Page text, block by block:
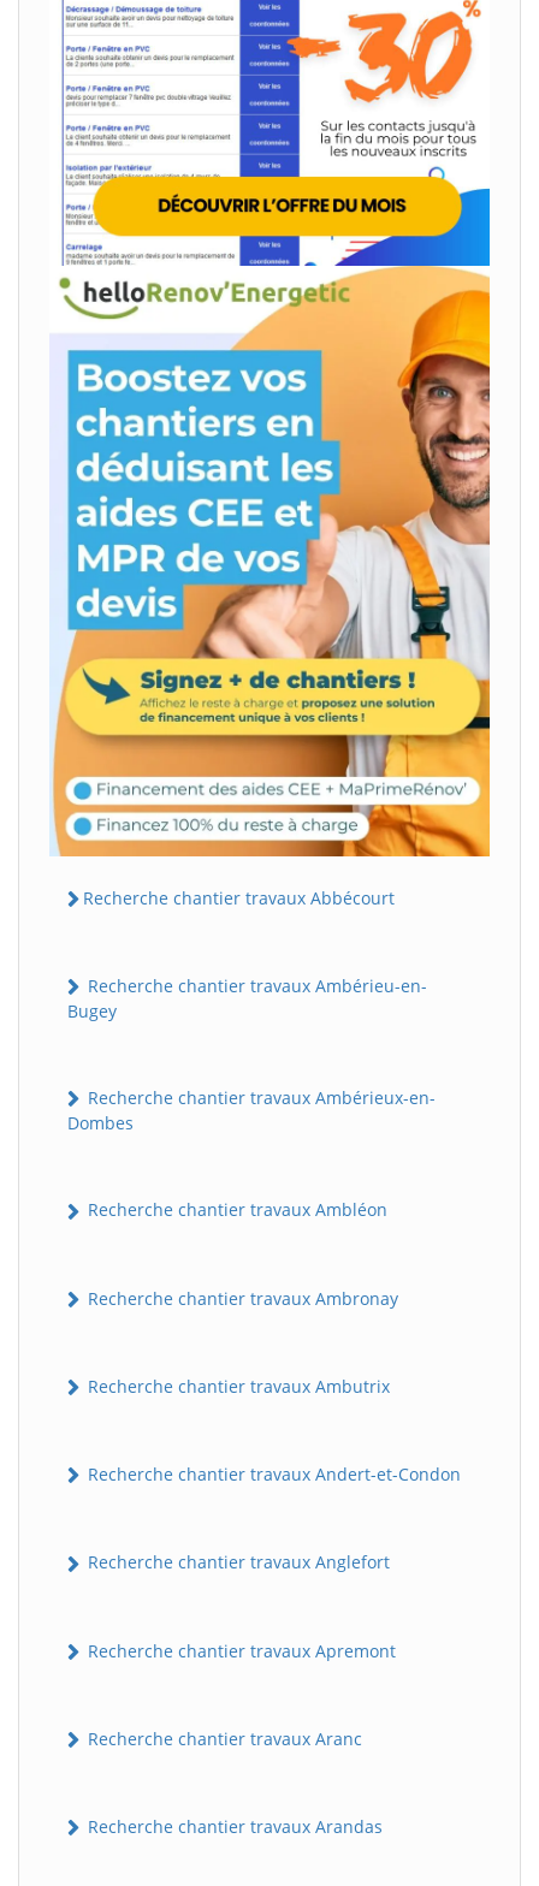
Recherche chantier travaux Abbécourt
Recherche chantier travaux Ambérieu-en-
Bugey
Recherche chantier travaux Ambérieux-en-
Dombes
Recherche chantier travaux Ambléon
Recherche chantier travaux Ambronay
Recherche chantier travaux Ambutrix
Recherche chantier travaux Andert-et-Condon
Recherche chantier travaux Anglefort
Recherche chantier travaux Apremont
Recherche chantier travaux Aranc
Recherche chantier travaux Arandas